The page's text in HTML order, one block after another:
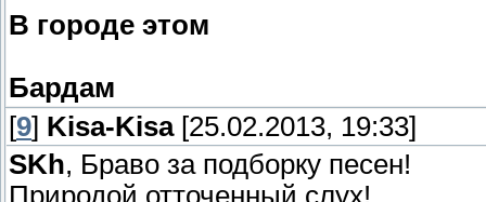
В городе этом
Бардам
[9] Kisa-Kisa[25.02.2013, 19:33]
SKh, Браво за подборку песен!
Природой отточенный слух!